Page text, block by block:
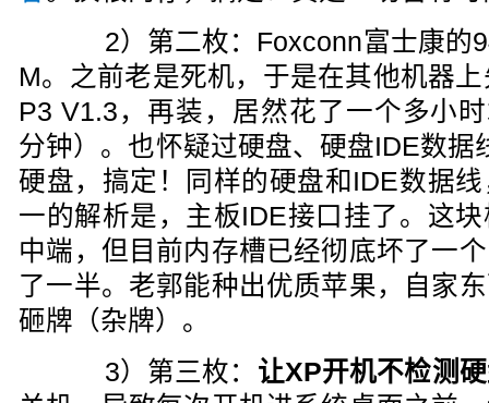
2）第二枚：Foxconn富士康的
M。之前老是死机，于是在其他机器
P3 V1.3，再装，居然花了一个多小
分钟）。也怀疑过硬盘、硬盘IDE数据
硬盘，搞定！同样的硬盘和IDE数据
一的解析是，主板IDE接口挂了。这
中端，但目前内存槽已经彻底坏了一
了一半。老郭能种出优质苹果，自家
砸牌（杂牌）。
3）第三枚： 让XP开机不检测